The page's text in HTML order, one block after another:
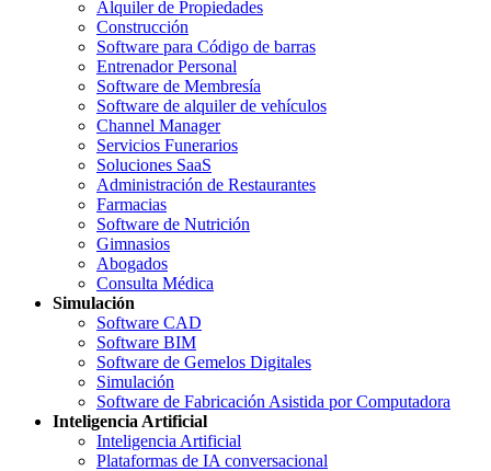
Alquiler de Propiedades
Construcción
Software para Código de barras
Entrenador Personal
Software de Membresía
Software de alquiler de vehículos
Channel Manager
Servicios Funerarios
Soluciones SaaS
Administración de Restaurantes
Farmacias
Software de Nutrición
Gimnasios
Abogados
Consulta Médica
Simulación
Software CAD
Software BIM
Software de Gemelos Digitales
Simulación
Software de Fabricación Asistida por Computadora
Inteligencia Artificial
Inteligencia Artificial
Plataformas de IA conversacional